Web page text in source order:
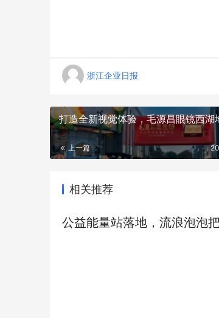
浙江企业日报
打造全新视觉体验，毛源昌眼镜西湖
上一篇
相关推荐
公益能量站落地，流浪泡泡